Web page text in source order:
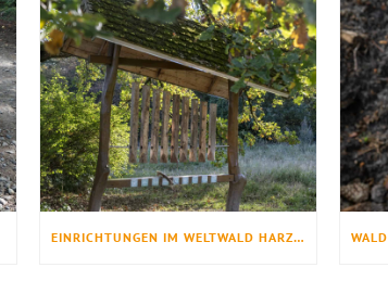
EINRICHTUNGEN IM WELTWALD HARZ VORÜBERGEHEND GESPERRT